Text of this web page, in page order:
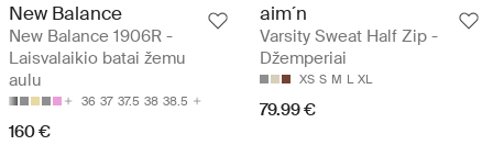
New Balance
New Balance 1906R -
Laisvalaikio batai žemu
aulu
36 37 37.5 38 38.5
160 €
aim´n
Varsity Sweat Half Zip -
Džemperiai
XS S M L XL
79.99 €